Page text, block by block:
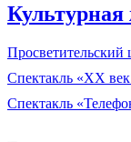
Культурная
Просветительский
Спектакль «XX
Спектакль